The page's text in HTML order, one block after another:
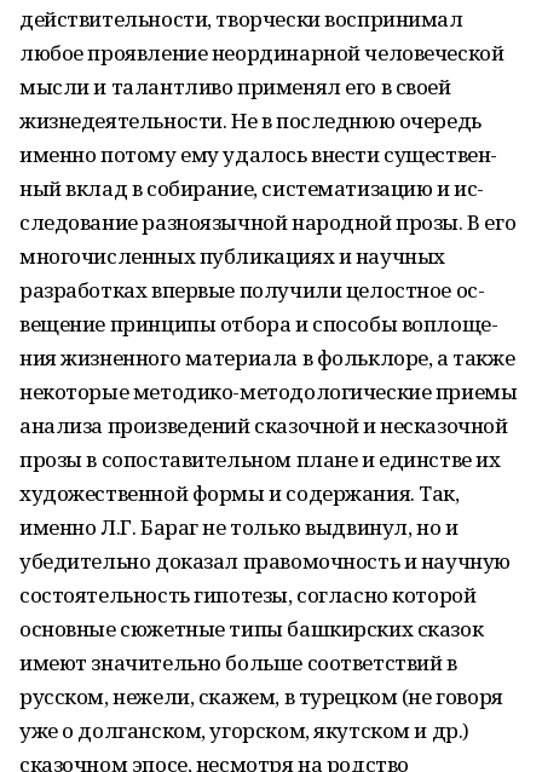
действительности, творчески воспринимал
любое проявление неординарной человеческой
мысли и талантливо применял его в своей
жизнедеятельности. Не в последнюю очередь
именно потому ему удалось внести существен­
ный вклад в собирание, систематизацию и ис­
следование разноязычной народной прозы. В его
многочисленных публикациях и научных
разработках впервые получили целостное ос­
вещение принципы отбора и способы воплоще­
ния жизненного материала в фольклоре, а также
некоторые методико-методологические приемы
анализа произведений сказочной и несказочной
прозы в сопоставительном плане и единстве их
художественной формы и со­держания. Так,
именно Л.Г. Бараг не только выдвинул, но и
убедительно доказал правомочность и научную
состоятельность гипотезы, согласно которой
основные сюжетные типы башкирских сказок
имеют значительно больше соответствий в
русском, нежели, скажем, в турецком (не говоря
уже о долганском, угор­ском, якутском и др.)
сказочном эпосе, не­смотря на родство